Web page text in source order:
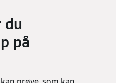
du
på